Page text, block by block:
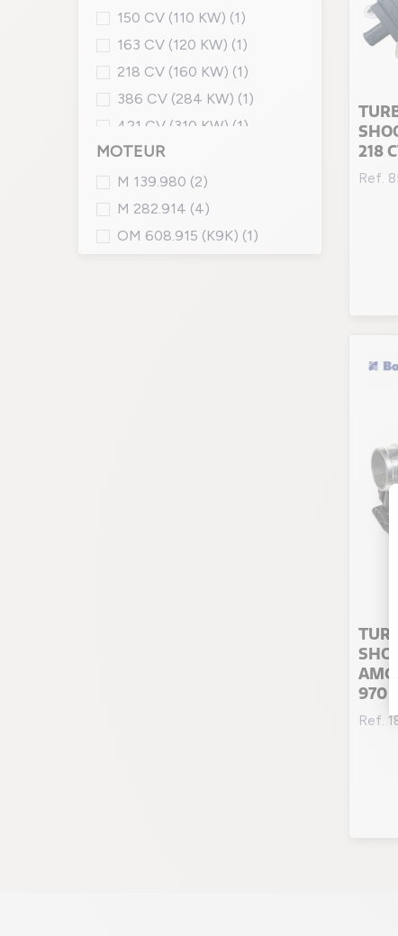
150 CV (110 KW) (1)
163 CV (120 KW) (1)
218 CV (160 KW) (1)
386 CV (284 KW) (1)
421 CV (310 KW) (1)
MOTEUR
M 139.980 (2)
M 282.914 (4)
OM 608.915 (K9K) (1)
218
Ref.
AMG
970
Ref.